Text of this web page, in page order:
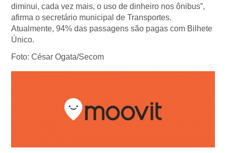
diminui, cada vez mais, o uso de dinheiro nos ônibus”,
afirma o secretário municipal de Transportes.
Atualmente, 94% das passagens são pagas com Bilhete
Único.
Foto: César Ogata/Secom